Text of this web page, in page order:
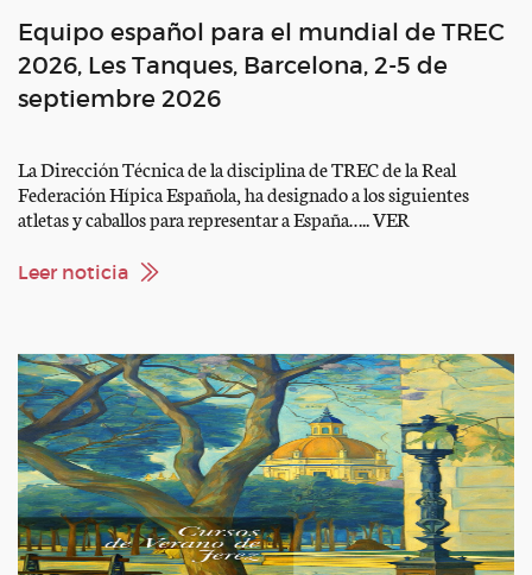
Equipo español para el mundial de TREC
2026, Les Tanques, Barcelona, 2-5 de
septiembre 2026
La Dirección Técnica de la disciplina de TREC de la Real
Federación Hípica Española, ha designado a los siguientes
atletas y caballos para representar a España….. VER
Leer noticia